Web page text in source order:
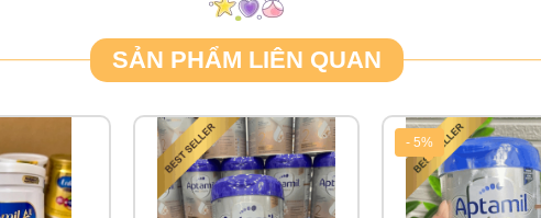
SẢN PHẨM LIÊN QUAN
- 5%